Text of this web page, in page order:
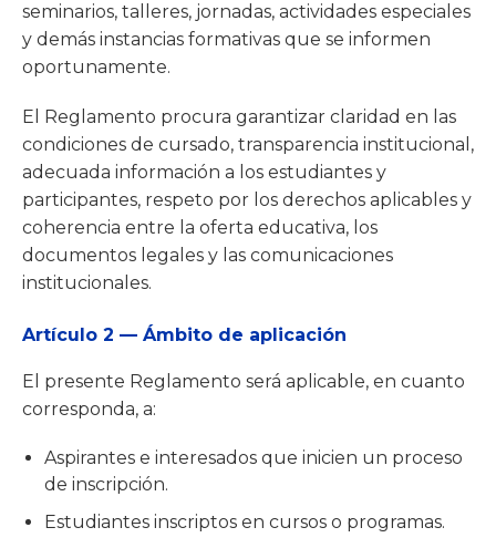
seminarios, talleres, jornadas, actividades especiales
y demás instancias formativas que se informen
oportunamente.
El Reglamento procura garantizar claridad en las
condiciones de cursado, transparencia institucional,
adecuada información a los estudiantes y
participantes, respeto por los derechos aplicables y
coherencia entre la oferta educativa, los
documentos legales y las comunicaciones
institucionales.
Artículo 2 — Ámbito de aplicación
El presente Reglamento será aplicable, en cuanto
corresponda, a:
Aspirantes e interesados que inicien un proceso
de inscripción.
Estudiantes inscriptos en cursos o programas.